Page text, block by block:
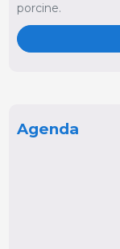
porcine.
Agenda